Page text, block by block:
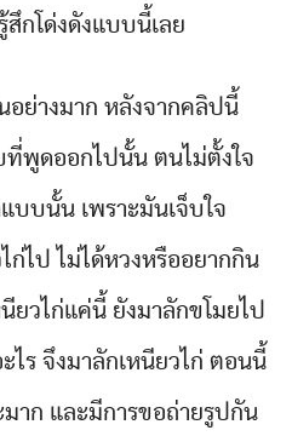
สึกโด่งดังแบบนี้เลย
ย่างมาก หลังจากคลิปนี้
ที่พูดออกไปนั้น ตนไม่ตั้งใจ
บนั้น เพราะมันเจ็บใจ
ก่ไป ไม่ได้หวงหรืออยากกิน
ยวไก่แค่นี้ ยังมาลักขโมยไป
ไร จึงมาลักเหนียวไก่ ตอนนี้
มาก และมีการขอถ่ายรูปกัน